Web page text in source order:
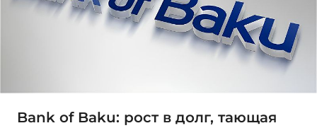
Bank of Baku: рост в долг, тающая